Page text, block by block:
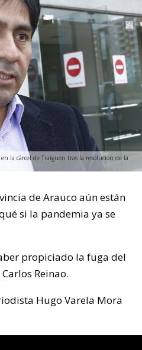
la cárcel de Traiguen tras la resolución de la
de Arauco aún están
si la pandemia ya se
propiciado la fuga del
Reinao.
Hugo Varela Mora